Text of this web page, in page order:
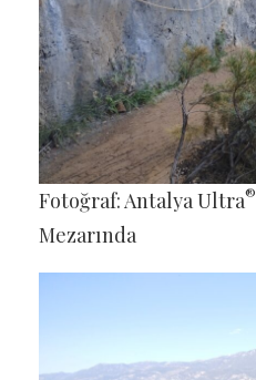
Fotoğraf: Antalya Ultra®
Mezarında